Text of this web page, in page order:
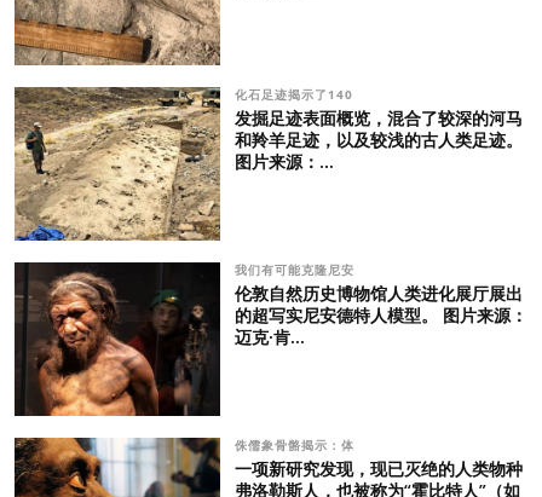
化石足迹揭示了140
发掘足迹表面概览，混合了较深的河马
和羚羊足迹，以及较浅的古人类足迹。
图片来源：...
我们有可能克隆尼安
伦敦自然历史博物馆人类进化展厅展出
的超写实尼安德特人模型。 图片来源：
迈克·肯...
侏儒象骨骼揭示：体
一项新研究发现，现已灭绝的人类物种
弗洛勒斯人，也被称为“霍比特人”（如